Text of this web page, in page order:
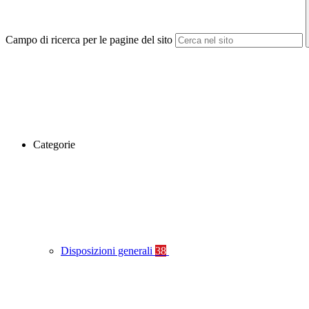
Campo di ricerca per le pagine del sito
Categorie
Disposizioni generali 38